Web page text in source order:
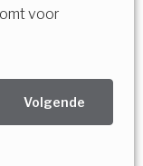
voor
Volgende